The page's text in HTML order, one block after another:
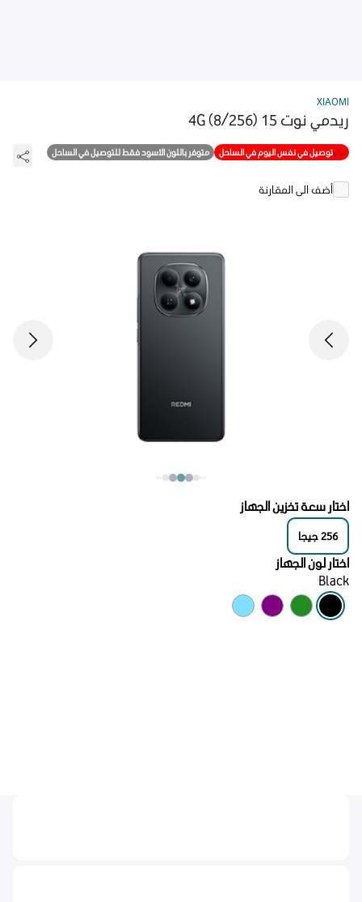
XIAOMI
ريدمي نوت 15 4G (8/256)
توصيل في نفس اليوم في الساحل متوفر باللون الأسود فقط للتوصيل في الساحل
أضف الى المقارنة
اختار سعة تخزين الجهاز
256جيجا
اختار لون الجهاز
Black